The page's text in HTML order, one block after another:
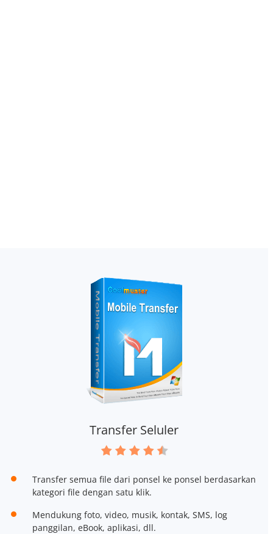
Transfer Seluler
Transfer semua file dari ponsel ke ponsel berdasarkan
kategori file dengan satu klik.
Mendukung foto, video, musik, kontak, SMS, log
panggilan, eBook, aplikasi, dll.